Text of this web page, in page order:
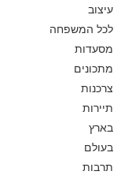
עיצוב
לכל המשפחה
מסעדות
מתכונים
צרכנות
תיירות
בארץ
בעולם
תרבות